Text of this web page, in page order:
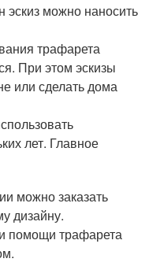
эскиз можно наносить
трафарета
При этом эскизы
или сделать дома
лет. Главное
можно заказать
дизайну.
помощи трафарета